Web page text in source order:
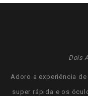
Dois
Adoro a experiência
super rápida e os